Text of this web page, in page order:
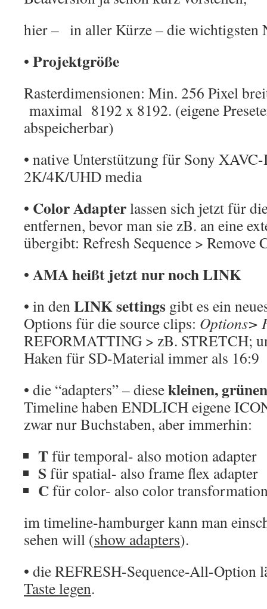
hier – in aller Kürze – die wichtigsten
• Projektgröße
Rasterdimensionen: Min. 256 Pixel
maximal 8192 x 8192. (eigene
abspeicherbar)
• native Unterstützung für Sony
2K/4K/UHD media
• Color Adapterlassen sich jetzt für
entfernen, bevor man sie zB. an eine
übergibt: Refresh Sequence > Remove
• AMA heißt jetzt nur noch LINK
• in denLINK settings gibt es ein
Options für die source clips: Options>
REFORMATTING > zB. STRETCH;
Haken für SD-Material immer als 16:9
• die “adapters” – diesekleinen,
Timeline haben ENDLICH eigene
zwar nur Buchstaben, aber immerhin:
Tfür temporal- also motion adapter
S für spatial- also frame flex adapter
Cfür color- also color
im timeline-hamburger kann man
sehen will (show adapters).
• die REFRESH-Sequence-All-Option
Taste legen.